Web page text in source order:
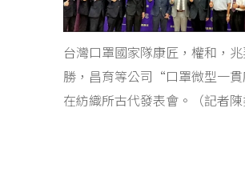
台灣口罩國家隊康匠，權和，
勝，昌育等公司“口罩微型一
在紡織所古代發表會。（記者陳